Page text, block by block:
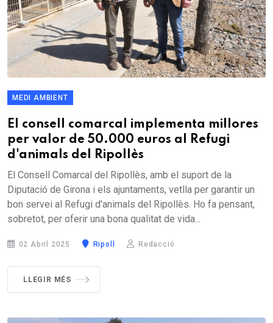
MEDI AMBIENT
El consell comarcal implementa millores
per valor de 50.000 euros al Refugi
d'animals del Ripollès
El Consell Comarcal del Ripollès, amb el suport de la
Diputació de Girona i els ajuntaments, vetlla per garantir un
bon servei al Refugi d'animals del Ripollès. Ho fa pensant,
sobretot, per oferir una bona qualitat de vida...
02 Abril 2025 Ripoll Redacció
LLEGIR MÉS